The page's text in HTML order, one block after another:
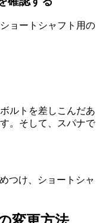
ョートシャフト用の
ルトを差しこんだあ
。そして、スパナで
つけ、ショートシャ